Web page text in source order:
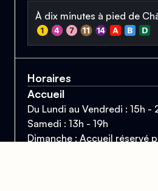
À dix minutes à pied de
Horaires
Accueil
Du Lundi au Vendredi : 15h -
Samedi : 13h - 19h
Dimanche : Accueil réservé